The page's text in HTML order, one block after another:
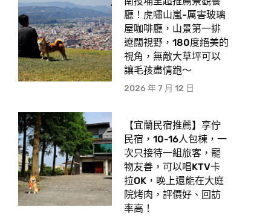
換骨，增加其認養機會。另「增加動物之家參訪人
數」策略則提供「生命教育」規劃，設立浪浪回家故
事館及生命教育教室，開放機關學校團體參訪，並定
期舉辦課程讓動物福利及保護觀念向下紮根，及新增
「親子遊憩」功能，建構一個新型態的假日親子休憩
場所。
動保處呼籲，歡迎民眾蒞臨動物之家參訪，體驗生命
教育，如家中條件許可，選擇認養動物之家的毛小孩
回家，無論老幼品種，生命沒有不同，動保處持續在
毛小孩們找到家之前，努力照顧好他們，讓毛小孩有
機會重回家庭。
廳！虎嘯山嵐-厲害玻璃
屋咖啡廳，山景第一排
遼闊視野，180度絕美的
視角，無敵大草坪可以
讓毛孩盡情跑〜
2026 年 7 月 12 日
【宜蘭民宿推薦】享佇
民宿，10-16人包棟，一
次只接待一組旅客，寵
物友善，可以唱KTV卡
拉OK，晚上還能在大庭
院烤肉，評價好、回訪
率高！